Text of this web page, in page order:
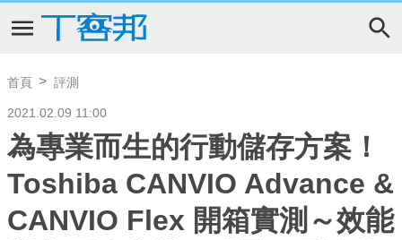
首頁 評測
2021.02.09 11:00
為專業而生的行動儲存方案！
Toshiba CANVIO Advance &
CANVIO Flex 開箱實測～效能